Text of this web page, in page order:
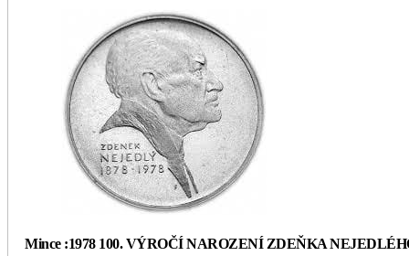
Mince :1978 100. VÝROČÍ NAROZENÍ ZDEŇKA